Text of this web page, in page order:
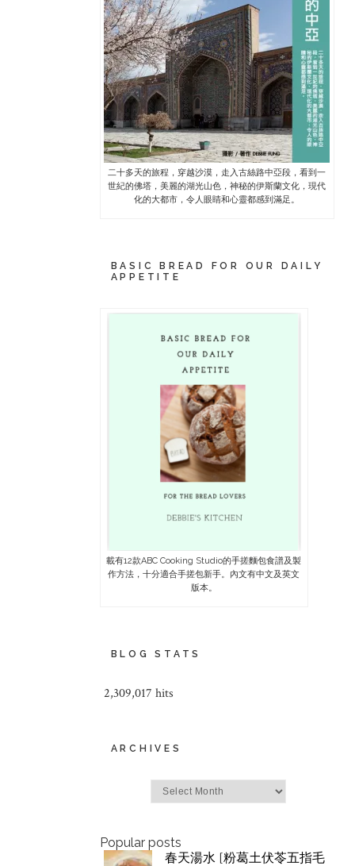
二十多天的旅程，穿越沙漠，走入古絲路中亞段，看到一
世紀的佛塔，美麗的湖光山色，神秘的伊斯蘭文化，現代
化的大都市，令人眼睛和心靈都感到滿足。
BASIC BREAD FOR OUR DAILY
APPETITE
載有12款ABC Cooking Studio的手搓麵包食譜及製
作方法，十分適合手搓包新手。內文有中文及英文
版本。
BLOG STATS
2,309,017 hits
ARCHIVES
Popular posts
春天湯水 [粉葛土伏苓五指毛